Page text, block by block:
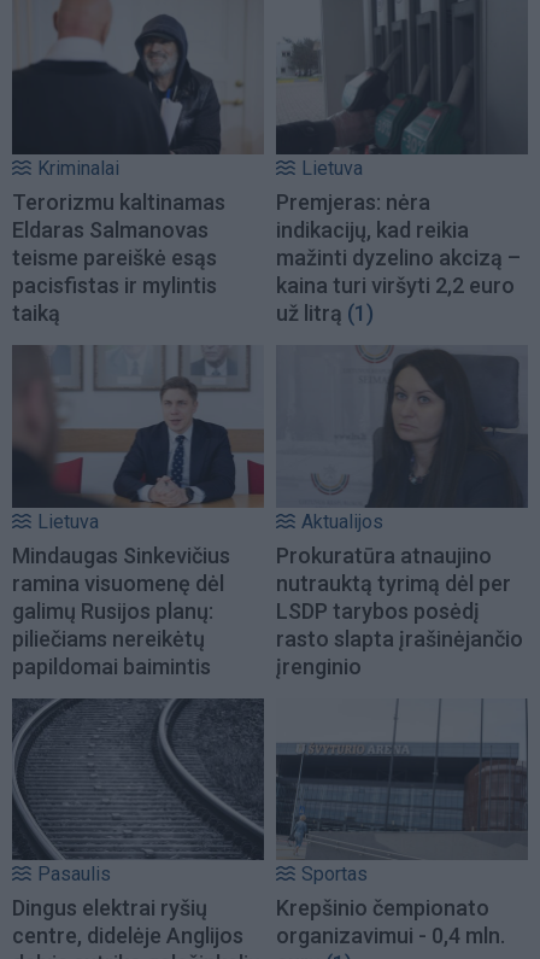
Kriminalai
Terorizmu kaltinamas
Eldaras Salmanovas
teisme pareiškė esąs
pacisfistas ir mylintis
taiką
Lietuva
Premjeras: nėra
indikacijų, kad reikia
mažinti dyzelino akcizą –
kaina turi viršyti 2,2 euro
už litrą (1)
Lietuva
Mindaugas Sinkevičius
ramina visuomenę dėl
galimų Rusijos planų:
piliečiams nereikėtų
papildomai baimintis
Aktualijos
Prokuratūra atnaujino
nutrauktą tyrimą dėl per
LSDP tarybos posėdį
rasto slapta įrašinėjančio
įrenginio
Pasaulis
Dingus elektrai ryšių
centre, didelėje Anglijos
Sportas
Krepšinio čempionato
organizavimui - 0,4 mln.